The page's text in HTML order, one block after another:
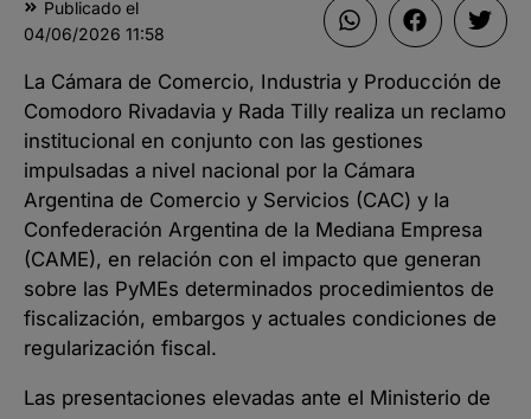
Publicado el
04/06/2026 11:58
La Cámara de Comercio, Industria y Producción de
Comodoro Rivadavia y Rada Tilly realiza un reclamo
institucional en conjunto con las gestiones
impulsadas a nivel nacional por la Cámara
Argentina de Comercio y Servicios (CAC) y la
Confederación Argentina de la Mediana Empresa
(CAME), en relación con el impacto que generan
sobre las PyMEs determinados procedimientos de
fiscalización, embargos y actuales condiciones de
regularización fiscal.
Las presentaciones elevadas ante el Ministerio de